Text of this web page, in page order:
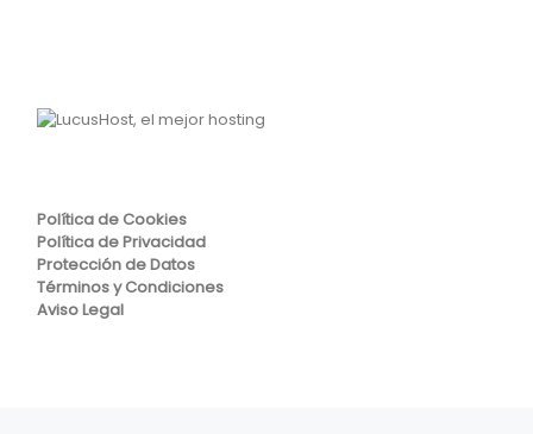
Política de Cookies
Política de Privacidad
Protección de Datos
Términos y Condiciones
Aviso Legal